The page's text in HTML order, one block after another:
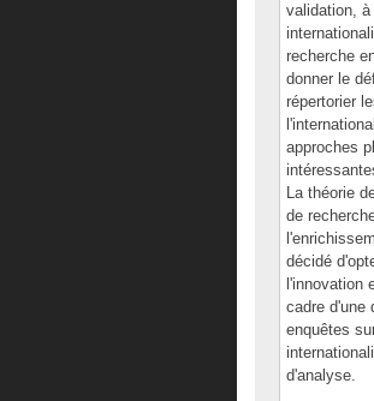
validation,
recherche
donner le
répertorier
approches
La théorie
de
décidé
l'innovation
cadre d'une
enquêtes
d'analyse.